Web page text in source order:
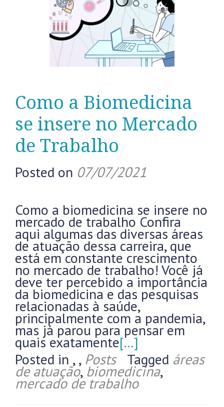
Como a Biomedicina
se insere no Mercado
de Trabalho
Posted on 07/07/2021
Como a biomedicina se insere no
mercado de trabalho Confira
aqui algumas das diversas áreas
de atuação dessa carreira, que
está em constante crescimento
no mercado de trabalho! Você já
deve ter percebido a importância
da biomedicina e das pesquisas
relacionadas à saúde,
principalmente com a pandemia,
mas já parou para pensar em
quais exatamente[…]
Posted in ,, Posts Tagged áreas
de atuação, biomedicina,
mercado de trabalho